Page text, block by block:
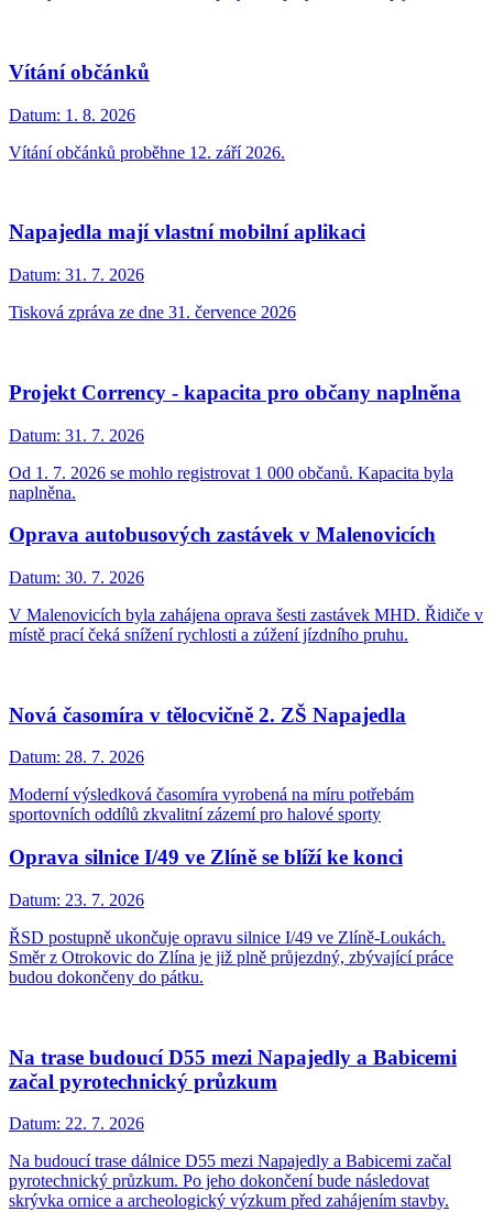
Vítání občánků
Datum: 1. 8. 2026
Vítání občánků proběhne 12. září 2026.
Napajedla mají vlastní mobilní aplikaci
Datum: 31. 7. 2026
Tisková zpráva ze dne 31. července 2026
Projekt Corrency - kapacita pro občany naplněna
Datum: 31. 7. 2026
Od 1. 7. 2026 se mohlo registrovat 1 000 občanů. Kapacita byla
naplněna.
Oprava autobusových zastávek v Malenovicích
Datum: 30. 7. 2026
V Malenovicích byla zahájena oprava šesti zastávek MHD. Řidiče v
místě prací čeká snížení rychlosti a zúžení jízdního pruhu.
Nová časomíra v tělocvičně 2. ZŠ Napajedla
Datum: 28. 7. 2026
Moderní výsledková časomíra vyrobená na míru potřebám
sportovních oddílů zkvalitní zázemí pro halové sporty
Oprava silnice I/49 ve Zlíně se blíží ke konci
Datum: 23. 7. 2026
ŘSD postupně ukončuje opravu silnice I/49 ve Zlíně-Loukách.
Směr z Otrokovic do Zlína je již plně průjezdný, zbývající práce
budou dokončeny do pátku.
Na trase budoucí D55 mezi Napajedly a Babicemi
začal pyrotechnický průzkum
Datum: 22. 7. 2026
Na budoucí trase dálnice D55 mezi Napajedly a Babicemi začal
pyrotechnický průzkum. Po jeho dokončení bude následovat
skrývka ornice a archeologický výzkum před zahájením stavby.